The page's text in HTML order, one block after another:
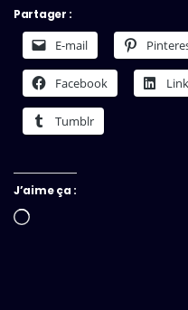
Partager :
E-mail
Facebook
Tumblr
J’aime ça :
Chargement…